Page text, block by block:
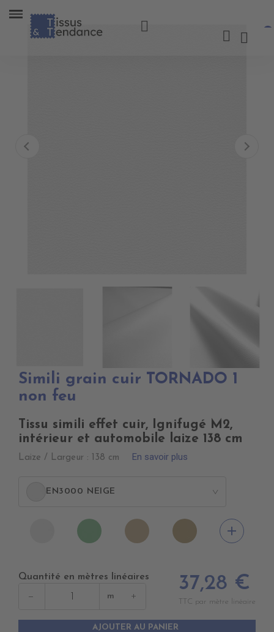
Simili grain cuir TORNADO 1
non feu
Tissu simili effet cuir, Ignifugé M2,
intérieur et automobile laize 138 cm
Laize / Largeur : 138 cm En savoir plus
EN3000 NEIGE >
EN3000
NEIGE
EN3010
TURQUOISE
EN3020
FICELLE
EN3030
LIN
add
Quantité en mètres linéaires
− m +
37,28 €
TTC par mètre linéaire
AJOUTER AU PANIER